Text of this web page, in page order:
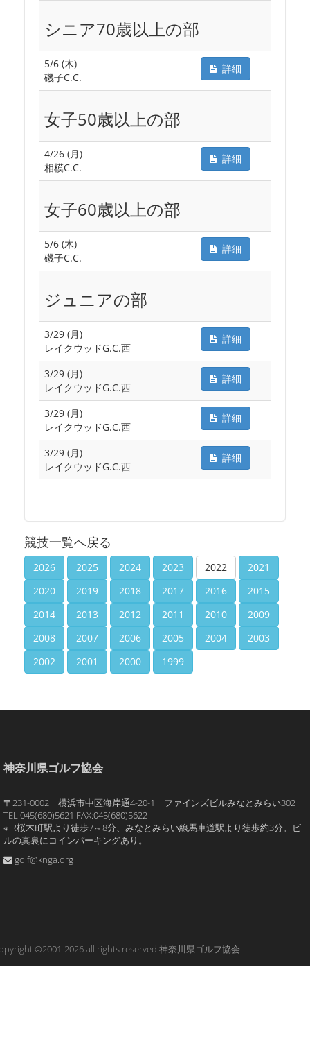
シニア70歳以上の部
5/6 (木)
磯子C.C.
詳細
女子50歳以上の部
4/26 (月)
相模C.C.
詳細
女子60歳以上の部
5/6 (木)
磯子C.C.
詳細
ジュニアの部
3/29 (月)
レイクウッドG.C.西
詳細
3/29 (月)
レイクウッドG.C.西
詳細
3/29 (月)
レイクウッドG.C.西
詳細
3/29 (月)
レイクウッドG.C.西
詳細
競技一覧へ戻る
2026 2025 2024 2023 2022
2021
2020
2019 2018 2017 2016
2015
2014
2013 2012 2011 2010
2009
2008
2007 2006 2005 2004
2003
2002
2001 2000 1999
神奈川県ゴルフ協会
〒231-0002 横浜市中区海岸通4-20-1 ファインズビルみなとみらい302
TEL:045(680)5621 FAX:045(680)5622
※JR桜木町駅より徒歩7～8分、みなとみらい線馬車道駅より徒歩約3分。ビ
ルの真裏にコインパーキングあり。
golf@knga.org
©2001-2026 all rights reserved 神奈川県ゴルフ協会